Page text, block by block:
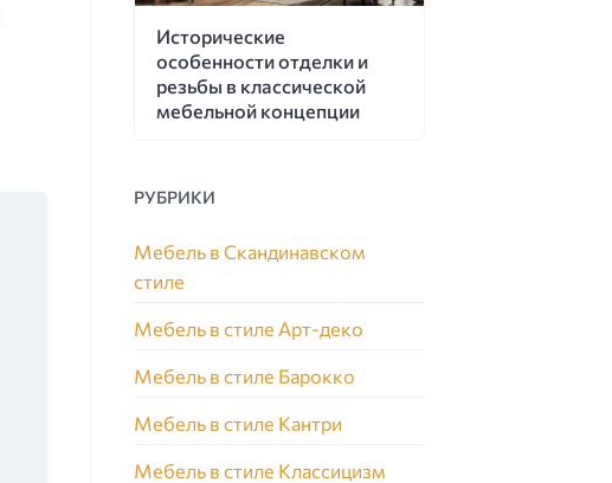
Исторические
особенности отделки и
резьбы в классической
мебельной концепции
РУБРИКИ
Мебель в Скандинавском
стиле
Мебель в стиле Арт-деко
Мебель в стиле Барокко
Мебель в стиле Кантри
Мебель в стиле Классицизм